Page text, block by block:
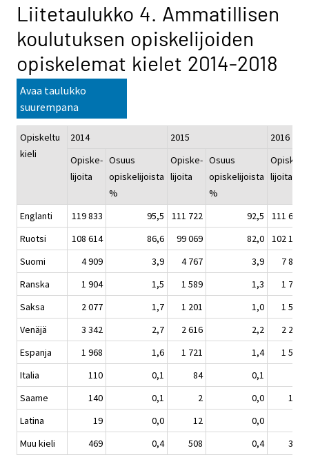
Liitetaulukko 4. Ammatillisen
koulutuksen opiskelijoiden
opiskelemat kielet 2014-2018
Avaa taulukko
suurempana
Opiskeltu
kieli
2014 2015
2016
Opiske-
lijoita
Osuus
opiskelijoista
%
Opiske-
lijoita
Osuus
opiskelijoista
%
Opiske-
lijoita
Englanti 119 833 95,5 111 722 92,5
111 672
Ruotsi
108 614 86,6 99 069 82,0
102 109
Suomi
4 909 3,9 4 767 3,9
7 865
Ranska
1 904 1,5 1 589 1,3
1 796
Saksa
2 077 1,7 1 201 1,0
1 594
Venäjä
3 342 2,7 2 616 2,2
2 212
Espanja
1 968 1,6 1 721 1,4
1 526
Italia
110 0,1 84 0,1
Saame
140 0,1 2 0,0
109
Latina
19 0,0 12 0,0
Muu kieli
469 0,4 508 0,4
379